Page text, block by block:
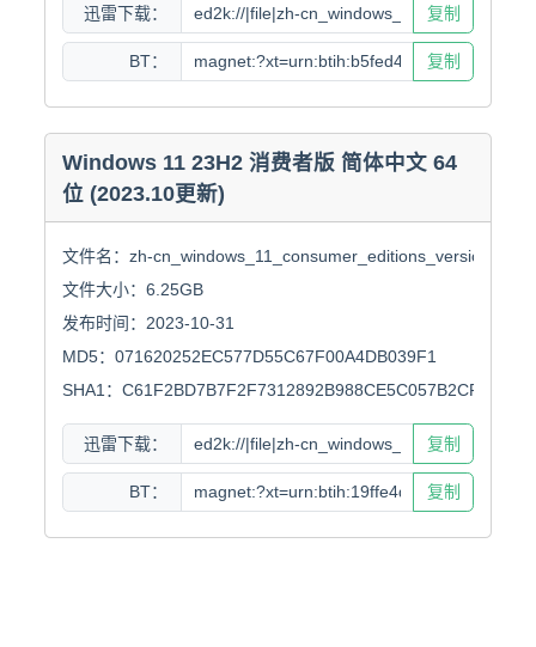
迅雷下载： 复制
BT： 复制
Windows 11 23H2 消费者版 简体中文 64
位 (2023.10更新)
文件名：zh-
文件大小：6.25GB
发布时间：2023-10-31
MD5：071620252EC577D55C67F00A4DB039F1
SHA1：C61F2BD7B7F2F7312892B988CE5C057B2CF1CB94
迅雷下载： 复制
BT： 复制